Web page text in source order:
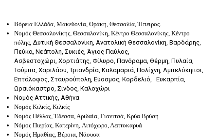
Βόρεια Ελλάδα, Μακεδονία, Θράκη, Θεσσαλία, Ήπειρος.
Νομός Θεσσαλονίκης, Θεσσαλονίκη, Κέντρο Θεσσαλονίκης, Κέντρο
πόλης, Δυτική Θεσσαλονίκη, Ανατολική Θεσσαλονίκη, Βαρδάρης,
Πεύκα, Νεάπολη, Συκιές, Άγιος Παύλος,
Ασβεστοχώρι, Χορτιάτης, Φίλυρο, Πανόραμα, Θέρμη, Πυλαία,
Τούμπα, Χαριλάου, Τριανδρία, Καλαμαριά, Πολίχνη, Αμπελόκηποι,
Επτάλοφος, Σταυρούπολη, Εύοσμος, Κορδελιό, Ευκαρπία,
Ωραιόκαστρο, Σίνδος, Καλοχώρι
Νομός Αττικής, Αθήνα
Νομός Κιλκίς, Κιλκίς
Νομός Πέλλας, Έδεσσα, Αριδαία, Γιανιτσά, Κρύα Βρύση
Νόμος Πιερίας, Κατερίνη, Λιτόχωρο, Λεπτοκαρυά
Νομός Ημαθίας, Βέροια, Νάουσα